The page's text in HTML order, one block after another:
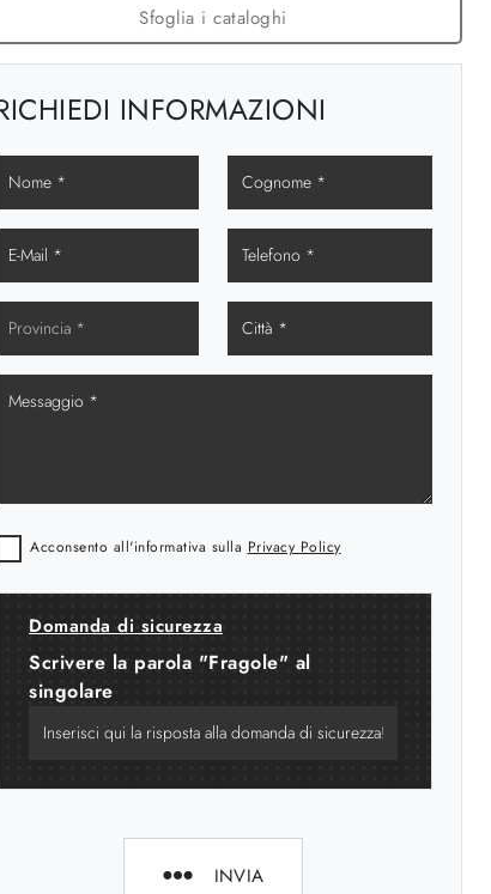
Sfoglia i cataloghi
INFORMAZIONI
Acconsento all'informativa sulla Privacy Policy
Domanda di sicurezza
Scrivere la parola "Fragole" al
singolare
INVIA